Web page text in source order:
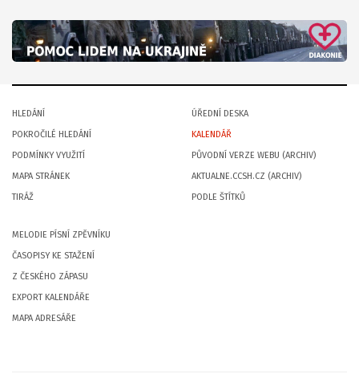
HLEDÁNÍ
POKROČILÉ HLEDÁNÍ
PODMÍNKY VYUŽITÍ
MAPA STRÁNEK
TIRÁŽ
ÚŘEDNÍ DESKA
KALENDÁŘ
PŮVODNÍ VERZE WEBU (ARCHIV)
AKTUALNE.CCSH.CZ (ARCHIV)
PODLE ŠTÍTKŮ
MELODIE PÍSNÍ ZPĚVNÍKU
ČASOPISY KE STAŽENÍ
Z ČESKÉHO ZÁPASU
EXPORT KALENDÁŘE
MAPA ADRESÁŘE